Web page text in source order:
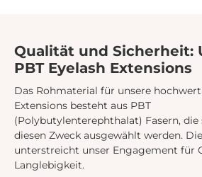
Qualität und Sicherheit:
PBT Eyelash Extensions
Das Rohmaterial für unsere
Extensions besteht aus PBT
(Polybutylenterephthalat) Fasern, die
diesen Zweck ausgewählt werden.
unterstreicht unser Engagement für
Langlebigkeit.